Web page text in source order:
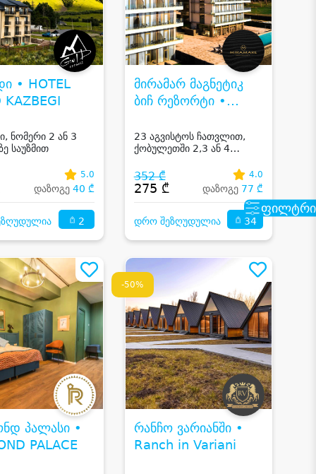
ფილტრი
• HOTEL
KAZBEGI
ნომერი 2 ან 3
საუზმით
5.0
დაზოგე 40 ₾
2
მირამარ მაგნეტიკ
ბიჩ რეზორტი •
MAGNETIC BEACH
RESORT
23 აგვისტოს ჩათვლით,
ქობულეთში 2,3 ან 4
ზღვის ხედით,საუზმე,აუზი
და საკუთარი სანაპირო
352 ₾
275 ₾
4.0
დაზოგე 77 ₾
დრო შეზღუდულია 34
პალასი •
PALACE
-50%
რანჩო ვარიანში •
Ranch in Variani